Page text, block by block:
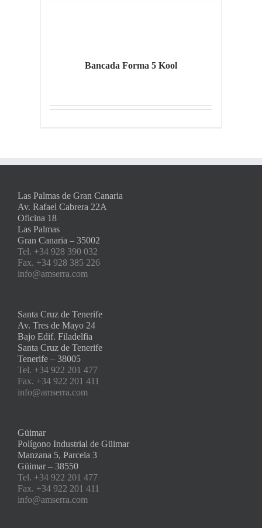
Bancada Forma 5 Kool
Las Palmas de Gran Canaria
Av. Rafael Cabrera 22A
Oficina 18
Las Palmas
Gran Canaria – 35002
Tel. +34 928 390 032
Fax. +34 928 385 226
info@amserra.com
Santa Cruz de Tenerife
Av. Tres de Mayo 24
Bajo Edif. Filadelfia
Santa Cruz de Tenerife
Tenerife – 38005
Tel. +34 922 201 477
Fax. +34 922 201 411
info@amserra.com
Güimar
Polígono Industrial de Güimar
Manzana 5, Parcela 3
Güimar – 38550
Tel. +34 922 201 477
Fax. +34 922 201 411
info@amserra.com